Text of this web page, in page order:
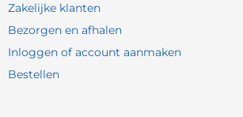
Zakelijke klanten
Bezorgen en afhalen
Inloggen of account aanmaken
Bestellen